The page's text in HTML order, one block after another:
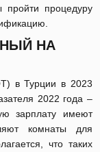
пройти процедуру
НА
в Турции в 2023
2022 года –
зарплату имеют
комнаты для
что таких